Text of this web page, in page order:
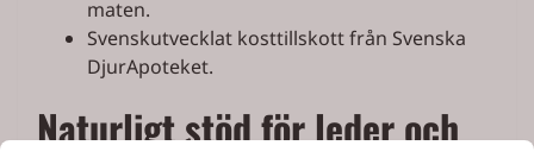
maten.
Svenskutvecklat kosttillskott från Svenska
DjurApoteket.
Naturligt stöd för leder och